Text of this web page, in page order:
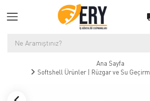
Ana Sayfa
Softshell Ürünler | Rüzgar ve Su